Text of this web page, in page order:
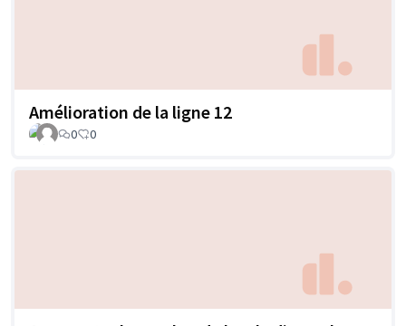
Amélioration de la ligne 12
0 0